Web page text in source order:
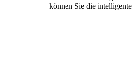
können Sie die